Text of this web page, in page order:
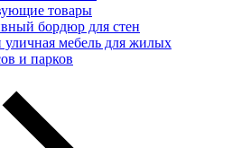
товары
бордюр для стен
мебель для жилых
и парков